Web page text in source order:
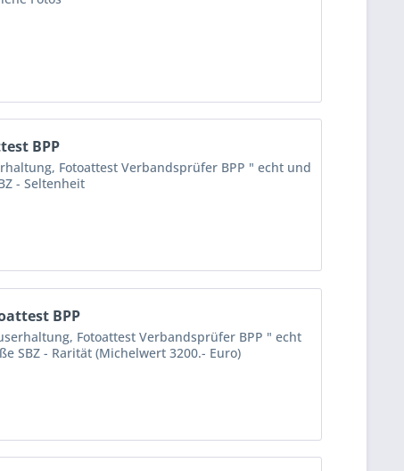
BPP
Fotoattest Verbandsprüfer BPP " echt und
- Seltenheit
BPP
Fotoattest Verbandsprüfer BPP " echt
SBZ - Rarität (Michelwert 3200.- Euro)